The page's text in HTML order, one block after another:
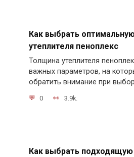
Как выбрать
утеплителя пеноплекс
Толщина утеплителя
важных параметров, на
обратить внимание при
0 3.9k.
Как выбрать